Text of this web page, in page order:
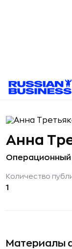
Материалы
Анна
Количество
1